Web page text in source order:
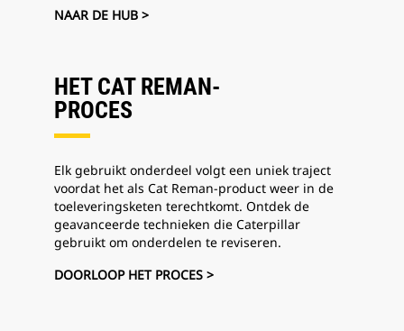
NAAR DE HUB >
HET CAT REMAN-
PROCES
Elk gebruikt onderdeel volgt een uniek traject
voordat het als Cat Reman-product weer in de
toeleveringsketen terechtkomt. Ontdek de
geavanceerde technieken die Caterpillar
gebruikt om onderdelen te reviseren.
DOORLOOP HET PROCES >